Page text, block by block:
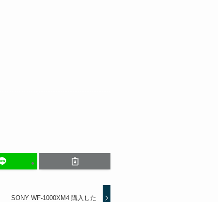
SONY WF-1000XM4 購入した